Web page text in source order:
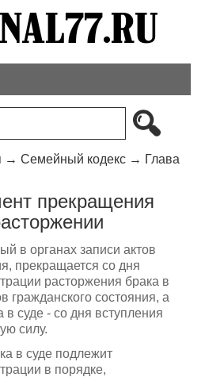
→ Семейный кодекс→ Глава
прекращения
в органах записи актов
прекращается со дня
расторжения брака в
гражданского состояния, а
суде - со дня вступления
силу.
в суде подлежит
в порядке,